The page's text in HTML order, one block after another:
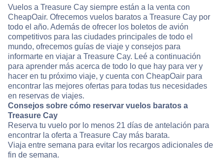
Vuelos a Treasure Cay siempre están a la venta con
CheapOair. Ofrecemos vuelos baratos a Treasure Cay por
todo el año. Además de ofrecer los boletos de avión
competitivos para las ciudades principales de todo el
mundo, ofrecemos guías de viaje y consejos para
informarte en viajar a Treasure Cay. Leé a continuación
para aprender más acerca de todo lo que hay para ver y
hacer en tu próximo viaje, y cuenta con CheapOair para
encontrar las mejores ofertas para todas tus necesidades
en reservas de viajes.
Consejos sobre cómo reservar vuelos baratos a
Treasure Cay
Reserva tu vuelo por lo menos 21 días de antelación para
encontrar la oferta a Treasure Cay más barata.
Viaja entre semana para evitar los recargos adicionales de
fin de semana.